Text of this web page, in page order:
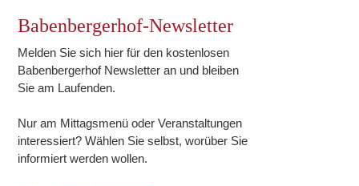
Babenbergerhof-Newsletter
Melden Sie sich hier für den kostenlosen
Babenbergerhof Newsletter an und bleiben
Sie am Laufenden.
Nur am Mittagsmenü oder Veranstaltungen
interessiert? Wählen Sie selbst, worüber Sie
informiert werden wollen.